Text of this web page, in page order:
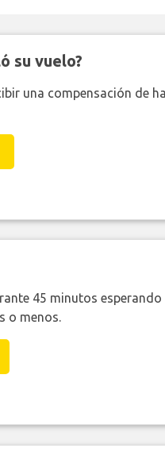
su vuelo?
una compensación de
45 minutos esperando
o menos.